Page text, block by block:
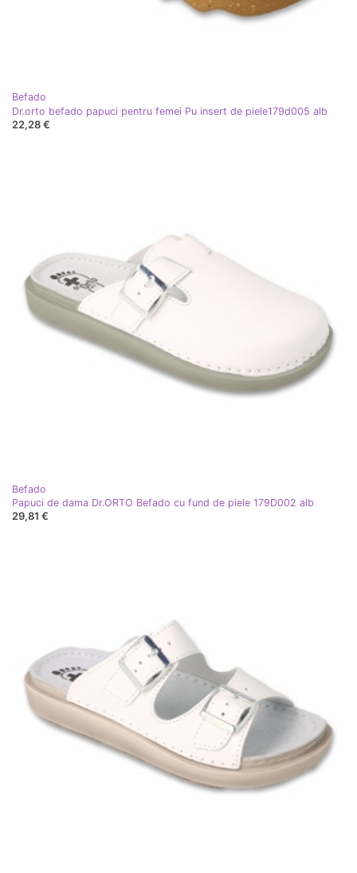
Befado
Dr.orto befado papuci pentru femei Pu insert de piele179d005 alb
22,28 €
Befado
Papuci de dama Dr.ORTO Befado cu fund de piele 179D002 alb
29,81 €